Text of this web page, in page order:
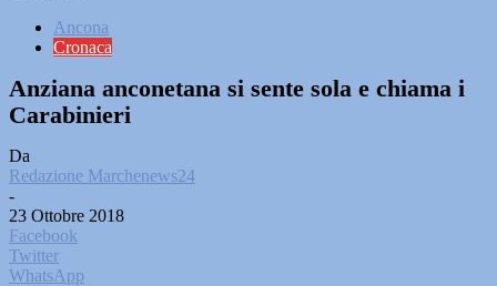
Ancona
Cronaca
Anziana anconetana si sente sola e chiama i
Carabinieri
Da
Redazione Marchenews24
-
23 Ottobre 2018
Facebook
Twitter
WhatsApp